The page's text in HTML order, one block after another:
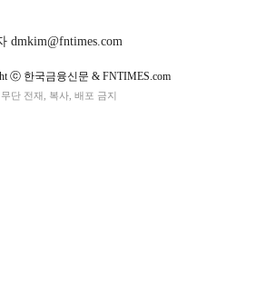
dmkim@fntimes.com
ⓒ 한국금융신문 & FNTIMES.com
단 전재, 복사, 배포 금지